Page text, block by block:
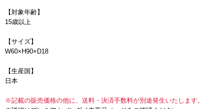
【対象年齢】
15歳以上
【サイズ】
W60×H90×D18
【生産国】
日本
※記載の販売価格の他に、送料・決済手数料が別途発生いたします。